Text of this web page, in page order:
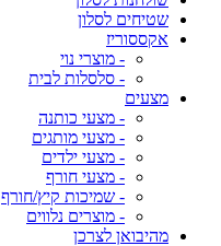
שטיחים לסלון
אקססוריז
- מוצרי נוי
- סלסלות לבית
מצעים
- מצעי כותנה
- מצעי מותגים
- מצעי ילדים
- מצעי חורף
- שמיכות קיץ/חורף
- מוצרים נלווים
מהיבואן לצרכן